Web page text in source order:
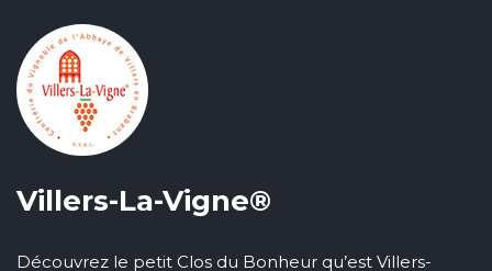
Villers-La-Vigne®
Découvrez le petit Clos du Bonheur qu’est Villers-